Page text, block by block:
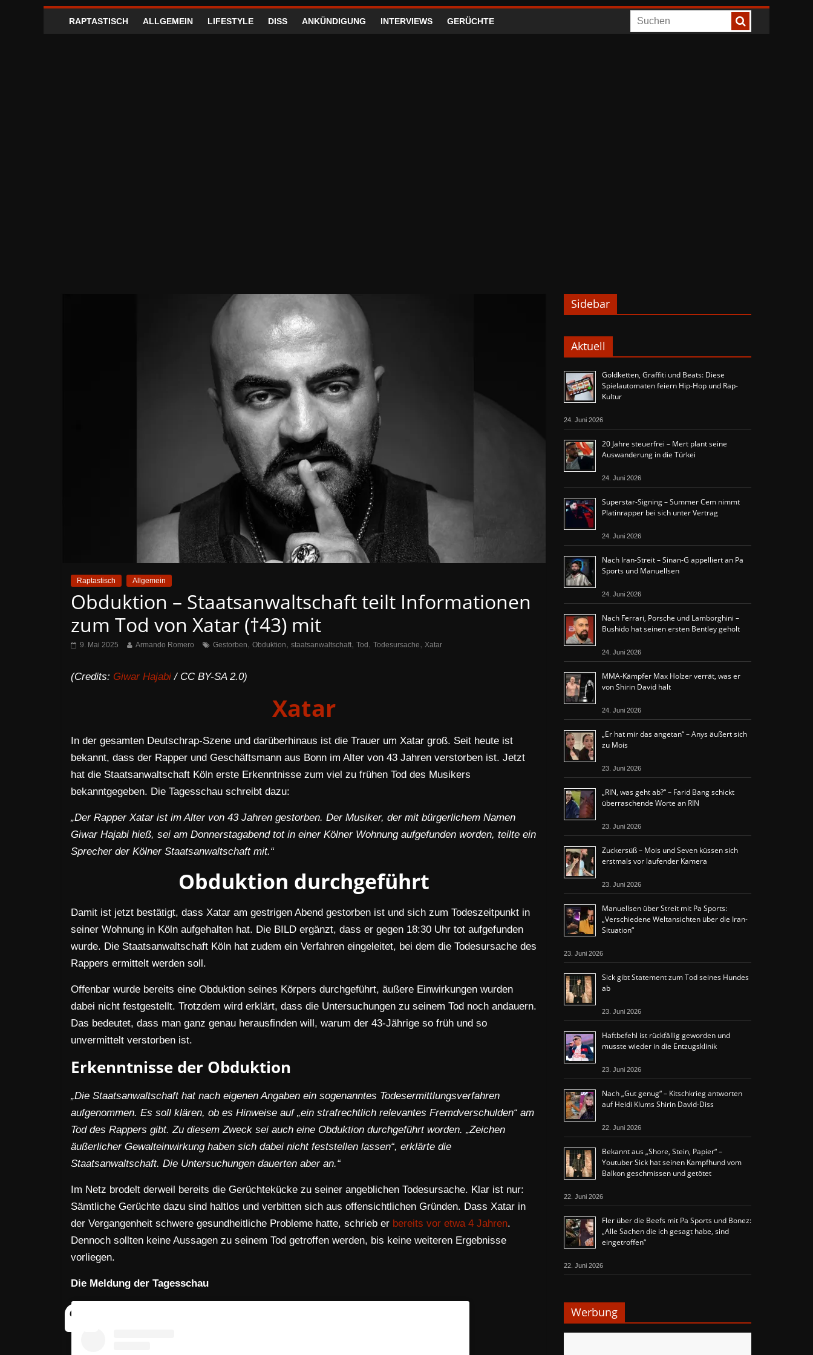
RAPTASTISCH ALLGEMEIN LIFESTYLE DISS ANKÜNDIGUNG INTERVIEWS GERÜCHTE
Raptastisch Allgemein
Obduktion – Staatsanwaltschaft teilt Informationen
zum Tod von Xatar (†43) mit
9. Mai 2025 Armando Romero Gestorben, Obduktion, staatsanwaltschaft, Tod , Todesursache, Xatar
(Credits: Giwar Hajabi / CC BY-SA 2.0)
Xatar
In der gesamten Deutschrap-Szene und darüberhinaus ist die Trauer um Xatar groß. Seit heute ist
bekannt, dass der Rapper und Geschäftsmann aus Bonn im Alter von 43 Jahren verstorben ist. Jetzt
hat die Staatsanwaltschaft Köln erste Erkenntnisse zum viel zu frühen Tod des Musikers
bekanntgegeben. Die Tagesschau schreibt dazu:
„Der Rapper Xatar ist im Alter von 43 Jahren gestorben. Der Musiker, der mit bürgerlichem Namen
Giwar Hajabi hieß, sei am Donnerstagabend tot in einer Kölner Wohnung aufgefunden worden, teilte ein
Sprecher der Kölner Staatsanwaltschaft mit.“
Obduktion durchgeführt
Damit ist jetzt bestätigt, dass Xatar am gestrigen Abend gestorben ist und sich zum Todeszeitpunkt in
seiner Wohnung in Köln aufgehalten hat. Die BILD ergänzt, dass er gegen 18:30 Uhr tot aufgefunden
wurde. Die Staatsanwaltschaft Köln hat zudem ein Verfahren eingeleitet, bei dem die Todesursache des
Rappers ermittelt werden soll.
Offenbar wurde bereits eine Obduktion seines Körpers durchgeführt, äußere Einwirkungen wurden
dabei nicht festgestellt. Trotzdem wird erklärt, dass die Untersuchungen zu seinem Tod noch andauern.
Das bedeutet, dass man ganz genau herausfinden will, warum der 43-Jährige so früh und so
unvermittelt verstorben ist.
Erkenntnisse der Obduktion
„Die Staatsanwaltschaft hat nach eigenen Angaben ein sogenanntes Todesermittlungsverfahren
aufgenommen. Es soll klären, ob es Hinweise auf „ein strafrechtlich relevantes Fremdverschulden“ am
Tod des Rappers gibt. Zu diesem Zweck sei auch eine Obduktion durchgeführt worden. „Zeichen
äußerlicher Gewalteinwirkung haben sich dabei nicht feststellen lassen“, erklärte die
Staatsanwaltschaft. Die Untersuchungen dauerten aber an.“
Im Netz brodelt derweil bereits die Gerüchtekücke zu seiner angeblichen Todesursache. Klar ist nur:
Sämtliche Gerüchte dazu sind haltlos und verbitten sich aus offensichtlichen Gründen. Dass Xatar in
der Vergangenheit schwere gesundheitliche Probleme hatte, schrieb er bereits vor etwa 4 Jahren.
Dennoch sollten keine Aussagen zu seinem Tod getroffen werden, bis keine weiteren Ergebnisse
vorliegen.
Die Meldung der Tagesschau
Sidebar
Aktuell
Goldketten, Graffiti und Beats: Diese
Spielautomaten feiern Hip-Hop und Rap-
Kultur
24. Juni 2026
20 Jahre steuerfrei – Mert plant seine
Auswanderung in die Türkei
24. Juni 2026
Superstar-Signing – Summer Cem nimmt
Platinrapper bei sich unter Vertrag
24. Juni 2026
Nach Iran-Streit – Sinan-G appelliert an Pa
Sports und Manuellsen
24. Juni 2026
Nach Ferrari, Porsche und Lamborghini –
Bushido hat seinen ersten Bentley geholt
24. Juni 2026
MMA-Kämpfer Max Holzer verrät, was er
von Shirin David hält
24. Juni 2026
„Er hat mir das angetan“ – Anys äußert sich
zu Mois
23. Juni 2026
„RIN, was geht ab?“ – Farid Bang schickt
überraschende Worte an RIN
23. Juni 2026
Zuckersüß – Mois und Seven küssen sich
erstmals vor laufender Kamera
23. Juni 2026
Manuellsen über Streit mit Pa Sports:
„Verschiedene Weltansichten über die Iran-
Situation“
23. Juni 2026
Sick gibt Statement zum Tod seines Hundes
ab
23. Juni 2026
Haftbefehl ist rückfällig geworden und
musste wieder in die Entzugsklinik
23. Juni 2026
Nach „Gut genug“ – Kitschkrieg antworten
auf Heidi Klums Shirin David-Diss
22. Juni 2026
Bekannt aus „Shore, Stein, Papier“ –
Youtuber Sick hat seinen Kampfhund vom
Balkon geschmissen und getötet
22. Juni 2026
Fler über die Beefs mit Pa Sports und Bonez:
„Alle Sachen die ich gesagt habe, sind
eingetroffen“
22. Juni 2026
Werbung